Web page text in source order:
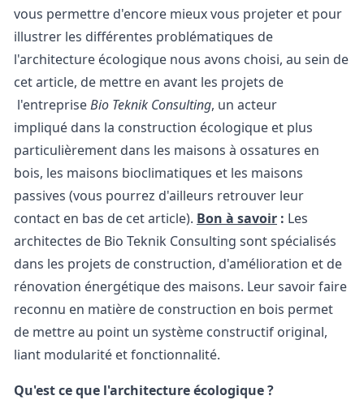
vous permettre d'encore mieux vous projeter et pour
illustrer les différentes problématiques de
l'architecture écologique nous avons choisi, au sein de
cet article, de mettre en avant les projets de
l'entrepriseBio Teknik Consulting, un acteur
impliqué dans la construction écologique et plus
particulièrement dans les maisons à ossatures en
bois, les maisons bioclimatiques et les maisons
passives (vous pourrez d'ailleurs retrouver leur
contact en bas de cet article). Bon à savoir : Les
architectes de Bio Teknik Consulting sont spécialisés
dans les projets de construction, d'amélioration et de
rénovation énergétique des maisons. Leur savoir faire
reconnu en matière de construction en bois permet
de mettre au point un système constructif original,
liant modularité et fonctionnalité.
Qu'est ce que l'architecture écologique ?